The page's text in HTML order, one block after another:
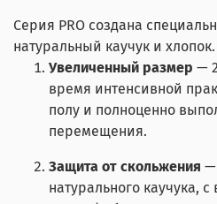
Серия PRO создана
натуральный каучук и
Увеличенный размер —
время интенсивной
полу и полноценно
перемещения.
Защита от скольжения —
натурального каучука,